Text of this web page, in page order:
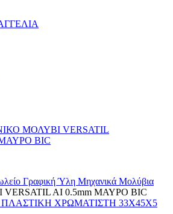
Γραφική Ύλη Μηχανικά Μολύβια
AI 0.5mm ΜΑΥΡΟ BIC